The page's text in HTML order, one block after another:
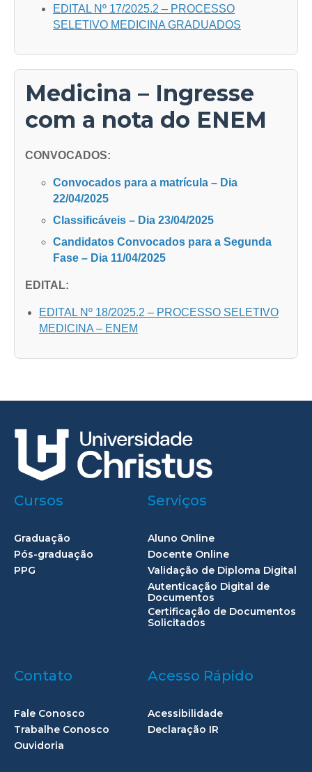
EDITAL Nº 17/2025.2 – PROCESSO
SELETIVO MEDICINA GRADUADOS
Medicina – Ingresse
com a nota do ENEM
CONVOCADOS:
Convocados para a matrícula – Dia
22/04/2025
Classificáveis – Dia 23/04/2025
Candidatos Convocados para a Segunda
Fase – Dia 11/04/2025
EDITAL:
EDITAL Nº 18/2025.2 – PROCESSO SELETIVO
MEDICINA – ENEM
Cursos
Graduação
Pós-graduação
PPG
Serviços
Aluno Online
Docente Online
Validação de Diploma Digital
Autenticação Digital de
Documentos
Certificação de Documentos
Solicitados
Contato
Fale Conosco
Trabalhe Conosco
Ouvidoria
Acesso Rápido
Acessibilidade
Declaração IR